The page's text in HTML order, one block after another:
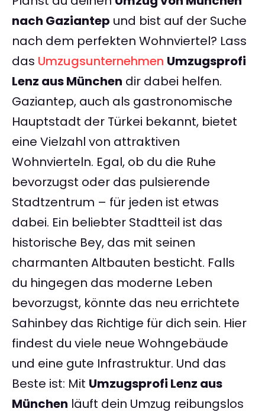
nach Gaziantep und bist auf der Suche
nach dem perfekten Wohnviertel? Lass
das Umzugsunternehmen Umzugsprofi
Lenz aus München dir dabei helfen.
Gaziantep, auch als gastronomische
Hauptstadt der Türkei bekannt, bietet
eine Vielzahl von attraktiven
Wohnvierteln. Egal, ob du die Ruhe
bevorzugst oder das pulsierende
Stadtzentrum – für jeden ist etwas
dabei. Ein beliebter Stadtteil ist das
historische Bey, das mit seinen
charmanten Altbauten besticht. Falls
du hingegen das moderne Leben
bevorzugst, könnte das neu errichtete
Sahinbey das Richtige für dich sein. Hier
findest du viele neue Wohngebäude
und eine gute Infrastruktur. Und das
Beste ist: Mit Umzugsprofi Lenz aus
München läuft dein Umzug reibungslos